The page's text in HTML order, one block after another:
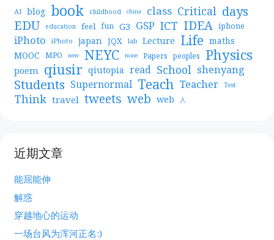
AI blog book childhood china class Critical days
EDU education feel fun G3 GSP ICT IDEA iphone
iPhoto iPhoto japan JQX lab Lecture Life maths
MOOC MPO new NEYC none Papers peoples Physics
poem qiusir qiutopia read School shenyang
Students Supernormal Teach Teacher Test
Think travel tweets web web 人
近期文章
能屈能伸
解惑
穿越地心的运动
一场台风为浑河正名:)